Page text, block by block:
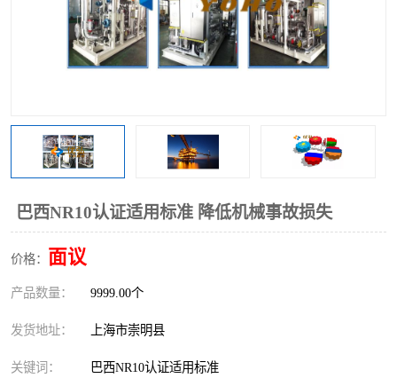
巴西NR10认证适用标准 降低机械事故损失
价格： 面议
产品数量： 9999.00个
发货地址： 上海市崇明县
关键词： 巴西NR10认证适用标准